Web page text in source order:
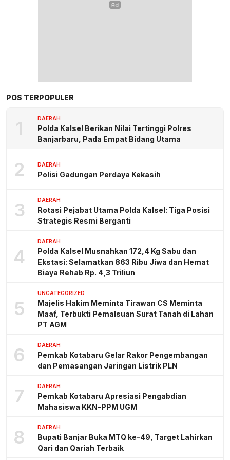
POS TERPOPULER
1 DAERAH
Polda Kalsel Berikan Nilai Tertinggi Polres
Banjarbaru, Pada Empat Bidang Utama
2 DAERAH
Polisi Gadungan Perdaya Kekasih
3 DAERAH
Rotasi Pejabat Utama Polda Kalsel: Tiga Posisi
Strategis Resmi Berganti
4
DAERAH
Polda Kalsel Musnahkan 172,4 Kg Sabu dan
Ekstasi: Selamatkan 863 Ribu Jiwa dan Hemat
Biaya Rehab Rp. 4,3 Triliun
5
UNCATEGORIZED
Majelis Hakim Meminta Tirawan CS Meminta
Maaf, Terbukti Pemalsuan Surat Tanah di Lahan
PT AGM
6 DAERAH
Pemkab Kotabaru Gelar Rakor Pengembangan
dan Pemasangan Jaringan Listrik PLN
7 DAERAH
Pemkab Kotabaru Apresiasi Pengabdian
Mahasiswa KKN-PPM UGM
8 DAERAH
Bupati Banjar Buka MTQ ke-49, Target Lahirkan
Qari dan Qariah Terbaik